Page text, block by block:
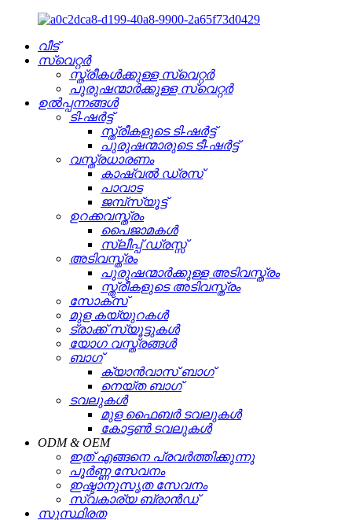
വീട്
സ്വെറ്റർ
സ്ത്രീകൾക്കുള്ള സ്വെറ്റർ
പുരുഷന്മാർക്കുള്ള സ്വെറ്റർ
ഉൽപ്പന്നങ്ങൾ
ടി-ഷർട്ട്
സ്ത്രീകളുടെ ടി-ഷർട്ട്
പുരുഷന്മാരുടെ ടീ-ഷർട്ട്
വസ്ത്രധാരണം
കാഷ്വൽ ഡ്രസ്
പാവാട
ജമ്പ്‌സ്യൂട്ട്
ഉറക്കവസ്ത്രം
പൈജാമകൾ
സ്ലീപ്പ് ഡ്രസ്സ്
അടിവസ്ത്രം
പുരുഷന്മാർക്കുള്ള അടിവസ്ത്രം
സ്ത്രീകളുടെ അടിവസ്ത്രം
സോക്സ്
മുള കയ്യുറകൾ
ട്രാക്ക് സ്യൂട്ടുകൾ
യോഗ വസ്ത്രങ്ങൾ
ബാഗ്
ക്യാൻവാസ് ബാഗ്
നെയ്ത ബാഗ്
ടവലുകൾ
മുള ഫൈബർ ടവലുകൾ
കോട്ടൺ ടവലുകൾ
ODM & OEM
ഇത് എങ്ങനെ പ്രവർത്തിക്കുന്നു
പൂർണ്ണ സേവനം
ഇഷ്ടാനുസൃത സേവനം
സ്വകാര്യ ബ്രാൻഡ്
സുസ്ഥിരത